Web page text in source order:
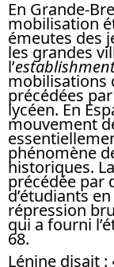
En Grande-
mobilisation
émeutes des
les grandes
l’
mobilisations
précédées
lycéen. En
mouvement
phénomène
historiques.
précédée par
d’étudiants
répression
qui a fourni
68.
Lénine disait